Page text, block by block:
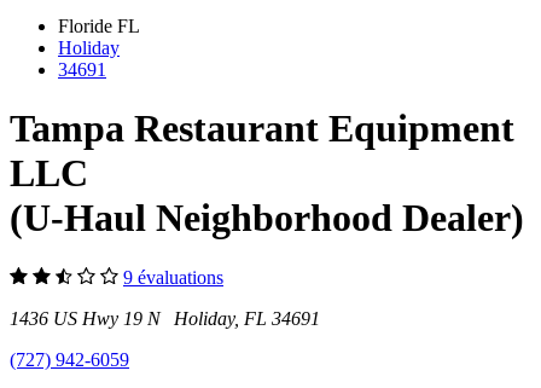
Floride FL
Holiday
34691
Tampa Restaurant Equipment
LLC
(U-Haul Neighborhood Dealer)
9 évaluations
1436 US Hwy 19 N Holiday, FL 34691
(727) 942-6059